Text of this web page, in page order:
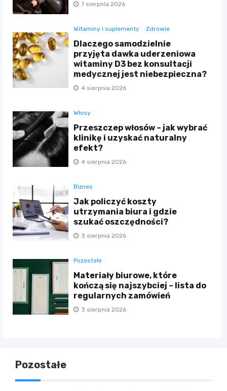
7 sierpnia 2026
Witaminy i suplementy Zdrowie
Dlaczego samodzielnie
przyjęta dawka uderzeniowa
witaminy D3 bez konsultacji
medycznej jest niebezpieczna?
4 sierpnia 2026
Włosy
Przeszczep włosów – jak wybrać
klinikę i uzyskać naturalny
efekt?
4 sierpnia 2026
Biznes
Jak policzyć koszty
utrzymania biura i gdzie
szukać oszczędności?
3 sierpnia 2026
Pozostałe
Materiały biurowe, które
kończą się najszybciej – lista do
regularnych zamówień
3 sierpnia 2026
Pozostałe